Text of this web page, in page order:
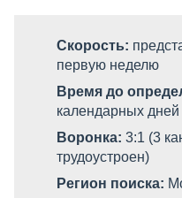
Скорость:
первую неделю
Время до
календарных дней
Воронка: 3:1 (3
трудоустроен)
Регион поиска: